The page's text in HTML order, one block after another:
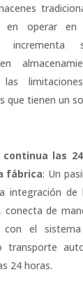
en operar en
incrementa
las
que tienen un
continua las
fábrica: Un
integración de
conecta de
con el
transporte
24 horas.